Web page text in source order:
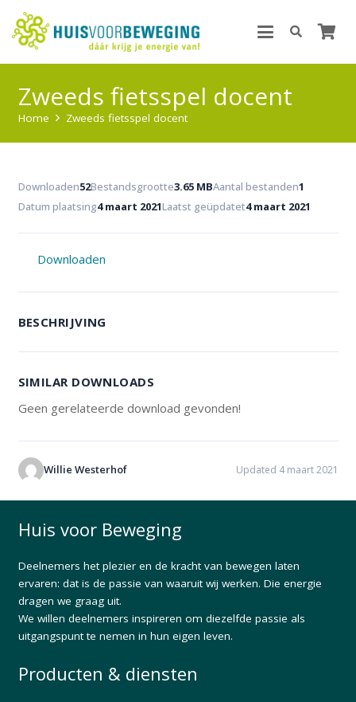
Zweeds fietsspel docent
Home Zweeds fietsspel docent
Downloaden52Bestandsgrootte3.65 MBAantal bestanden1
Datum plaatsing4 maart 2021Laatst geüpdatet4 maart 2021
Downloaden
BESCHRIJVING
SIMILAR DOWNLOADS
Geen gerelateerde download gevonden!
Willie Westerhof Updated 4 maart 2021
Huis voor Beweging
Deelnemers het plezier en de kracht van bewegen laten
ervaren: dat is de passie van waaruit wij werken. Die energie
dragen we graag uit.
We willen deelnemers inspireren om diezelfde passie als
uitgangspunt te nemen in hun eigen leven.
Producten & diensten